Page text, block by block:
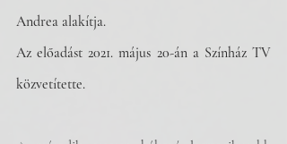
Andrea alakítja.
Az előadást 2021. május 20-án a Színház TV
közvetítette.